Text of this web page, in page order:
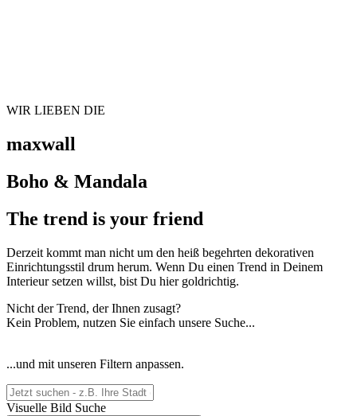
WIR LIEBEN DIE
maxwall
Boho & Mandala
The trend is your friend
Derzeit kommt man nicht um den heiß begehrten dekorativen
Einrichtungsstil drum herum. Wenn Du einen Trend in Deinem
Interieur setzen willst, bist Du hier goldrichtig.
Nicht der Trend, der Ihnen zusagt?
Kein Problem, nutzen Sie einfach unsere Suche...
...und mit unseren Filtern anpassen.
Visuelle Bild Suche